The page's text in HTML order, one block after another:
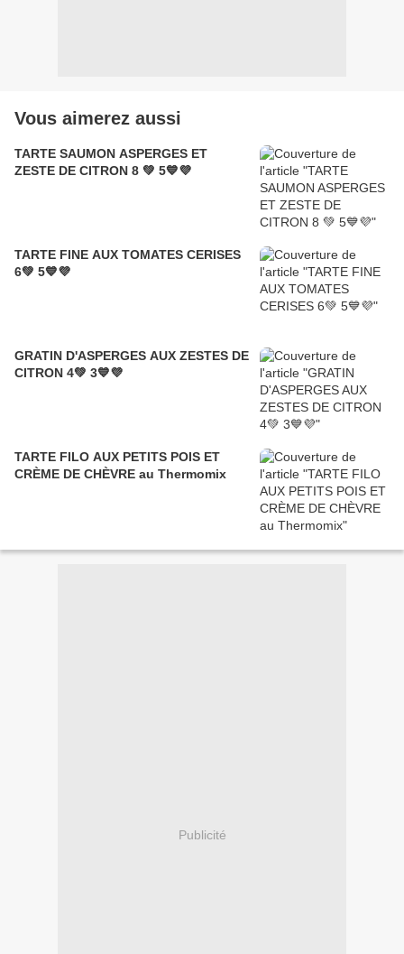
Vous aimerez aussi
TARTE SAUMON ASPERGES ET
ZESTE DE CITRON 8 💚 5💙💜
TARTE FINE AUX TOMATES CERISES
6💚 5💙💜
GRATIN D'ASPERGES AUX ZESTES DE
CITRON 4💚 3💙💜
TARTE FILO AUX PETITS POIS ET
CRÈME DE CHÈVRE au Thermomix
Publicité